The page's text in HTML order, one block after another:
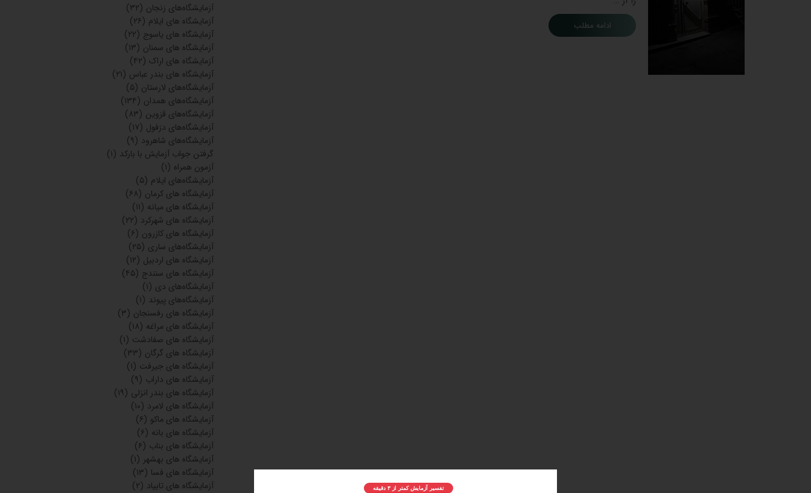
ادامه مطلب
آزمایشگاه‌های زنجان (۳۲)
آزمایشگاه های ایلام (۲۶)
آزمایشگاه های یاسوج (۲۲)
آزمایشگاه های سمنان (۱۳)
آزمایشگاه های اراک (۴۲)
آزمایشگاه های بندر عباس (۲۱)
آزمایشگاه‌های لارستان (۵)
آزمایشگاه‌های همدان (۱۳۴)
آزمایشگاه‌های قزوین (۸۳)
آزمایشگاه‌های دزفول (۱۷)
آزمایشگاه‌های شاهرود (۹)
گرفتن جواب آزمایش با بارکد (۱)
آزمون همراه (۱)
آزمایشگاه‌های ایلام (۵)
آزمایشگاه های کرمان (۶۸)
آزمایشگاه های میانه (۱۱)
آزمایشگاه های شهرکرد (۲۲)
آزمایشگاه های کازرون (۶)
آزمایشگاه‌های ساری (۲۵)
آزمایشگاه های اردبیل (۱۲)
آزمایشگاه های سنندج (۴۵)
آزمایشگاه‌های دی (۱)
آزمایشگاه‌های پیوند (۱)
آزمایشگاه های رفسنجان (۳)
آزمایشگاه های مراغه (۱۸)
آزمایشگاه های صفادشت (۱)
آزمایشگاه های گرگان (۳۳)
آزمایشگاه های جیرفت (۱)
آزمایشگاه های داراب (۹)
آزمایشگاه های بندر انزلی (۱۹)
آزمایشگاه های لامرد (۱۰)
آزمایشگاه های ماکو (۶)
آزمایشگاه های بانه (۶)
آزمایشگاه های بناب (۶)
آزمایشگاه های بهشهر (۱)
آزمایشگاه های فسا (۱۳)
آزمایشگاه های تابیاد (۲)
تفسیر آزمایش کمتر از ۳ دقیقه